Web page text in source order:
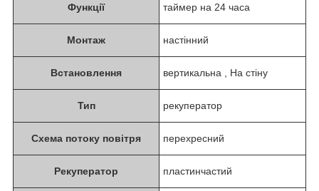
Функції таймер на 24 часа
Монтаж настінний
Встановлення вертикальна , На стіну
Тип рекуператор
Схема потоку повітря перехресний
Рекуператор пластинчастий